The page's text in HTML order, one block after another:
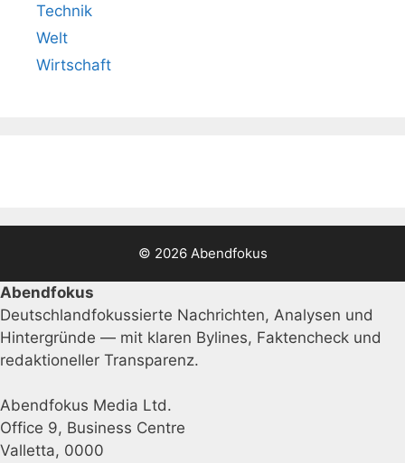
Technik
Welt
Wirtschaft
© 2026 Abendfokus
Abendfokus
Deutschlandfokussierte Nachrichten, Analysen und
Hintergründe — mit klaren Bylines, Faktencheck und
redaktioneller Transparenz.
Abendfokus Media Ltd.
Office 9, Business Centre
Valletta, 0000